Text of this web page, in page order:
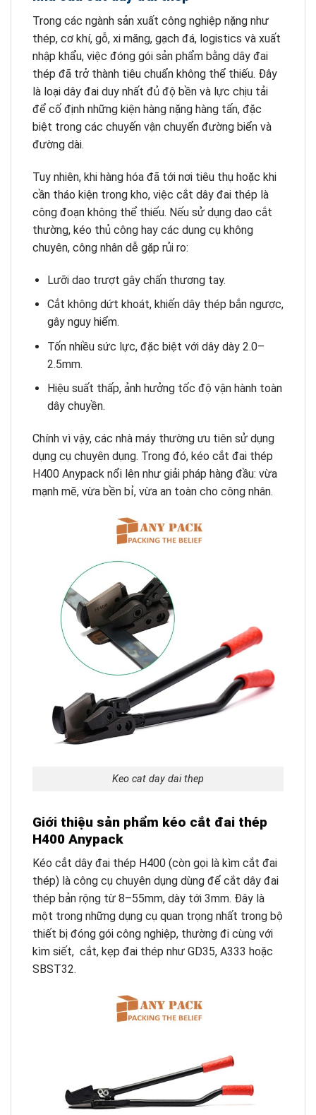
Trong các ngành sản xuất công nghiệp nặng như
thép, cơ khí, gỗ, xi măng, gạch đá, logistics và xuất
nhập khẩu, việc đóng gói sản phẩm bằng dây đai
thép đã trở thành tiêu chuẩn không thể thiếu. Đây
là loại dây đai duy nhất đủ độ bền và lực chịu tải
để cố định những kiện hàng nặng hàng tấn, đặc
biệt trong các chuyến vận chuyển đường biển và
đường dài.
Tuy nhiên, khi hàng hóa đã tới nơi tiêu thụ hoặc khi
cần tháo kiện trong kho, việc cắt dây đai thép là
công đoạn không thể thiếu. Nếu sử dụng dao cắt
thường, kéo thủ công hay các dụng cụ không
chuyên, công nhân dễ gặp rủi ro:
Lưỡi dao trượt gây chấn thương tay.
Cắt không dứt khoát, khiến dây thép bắn ngược,
gây nguy hiểm.
Tốn nhiều sức lực, đặc biệt với dây dày 2.0–
2.5mm.
Hiệu suất thấp, ảnh hưởng tốc độ vận hành toàn
dây chuyền.
Chính vì vậy, các nhà máy thường ưu tiên sử dụng
dụng cụ chuyên dụng. Trong đó, kéo cắt đai thép
H400 Anypack nổi lên như giải pháp hàng đầu: vừa
mạnh mẽ, vừa bền bỉ, vừa an toàn cho công nhân.
Keo cat day dai thep
Giới thiệu sản phẩm kéo cắt đai thép
H400 Anypack
Kéo cắt dây đai thép H400 (còn gọi là kìm cắt đai
thép) là công cụ chuyên dụng dùng để cắt dây đai
thép bản rộng từ 8–55mm, dày tới 3mm. Đây là
một trong những dụng cụ quan trọng nhất trong bộ
thiết bị đóng gói công nghiệp, thường đi cùng với
kìm siết, cắt, kẹp đai thép như GD35, A333 hoặc
SBST32.